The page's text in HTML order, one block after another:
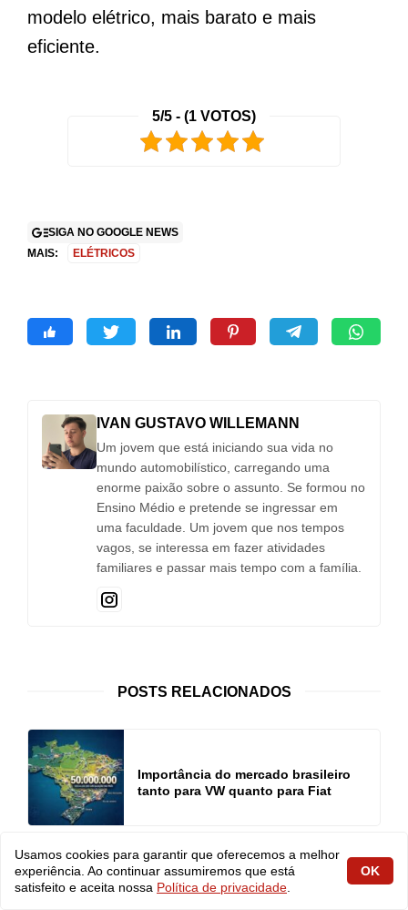
modelo elétrico, mais barato e mais
eficiente.
5/5 - (1 VOTOS)
SIGA NO GOOGLE NEWS
MAIS:
ELÉTRICOS
IVAN GUSTAVO WILLEMANN
Um jovem que está iniciando sua vida no
mundo automobilístico, carregando uma
enorme paixão sobre o assunto. Se formou no
Ensino Médio e pretende se ingressar em
uma faculdade. Um jovem que nos tempos
vagos, se interessa em fazer atividades
familiares e passar mais tempo com a família.
POSTS RELACIONADOS
Importância do mercado brasileiro
tanto para VW quanto para Fiat
Anfavea e Fenabrave revisam para
Usamos cookies para garantir que oferecemos a melhor
experiência. Ao continuar assumiremos que está
satisfeito e aceita nossa Política de privacidade
OK